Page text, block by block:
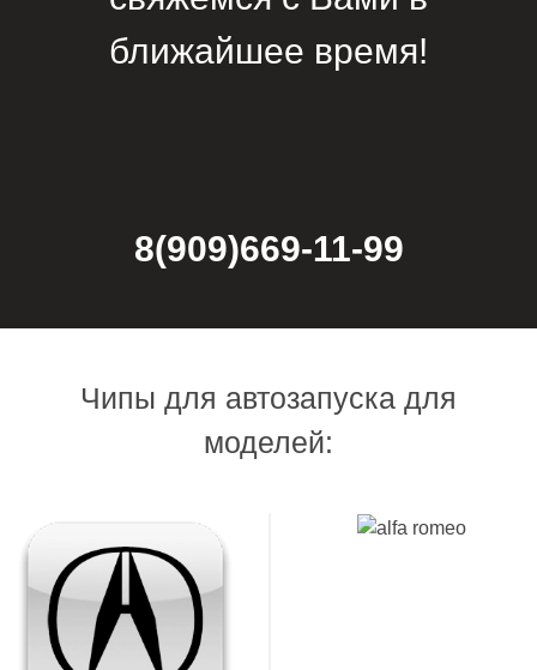
ближайшее время!
8(909)669-11-99
Чипы для автозапуска для
моделей: